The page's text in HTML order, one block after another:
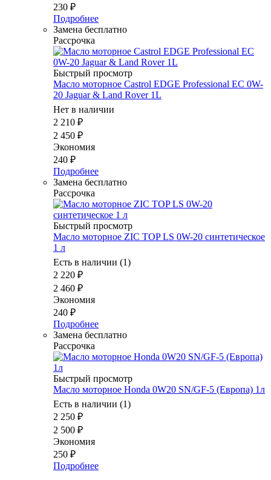
230 ₽
Подробнее
Замена бесплатно
Рассрочка
Быстрый просмотр
Масло мотоpное Castrol EDGE Professional EC 0W-
20 Jaguar & Land Rover 1L
Нет в наличии
2 210 ₽
2 450 ₽
Экономия
240 ₽
Подробнее
Замена бесплатно
Рассрочка
Быстрый просмотр
Масло моторное ZIC TOP LS 0W-20 синтетическое
1 л
Есть в наличии (1)
2 220 ₽
2 460 ₽
Экономия
240 ₽
Подробнее
Замена бесплатно
Рассрочка
Быстрый просмотр
Масло моторное Honda 0W20 SN/GF-5 (Европа) 1л
Есть в наличии (1)
2 250 ₽
2 500 ₽
Экономия
250 ₽
Подробнее